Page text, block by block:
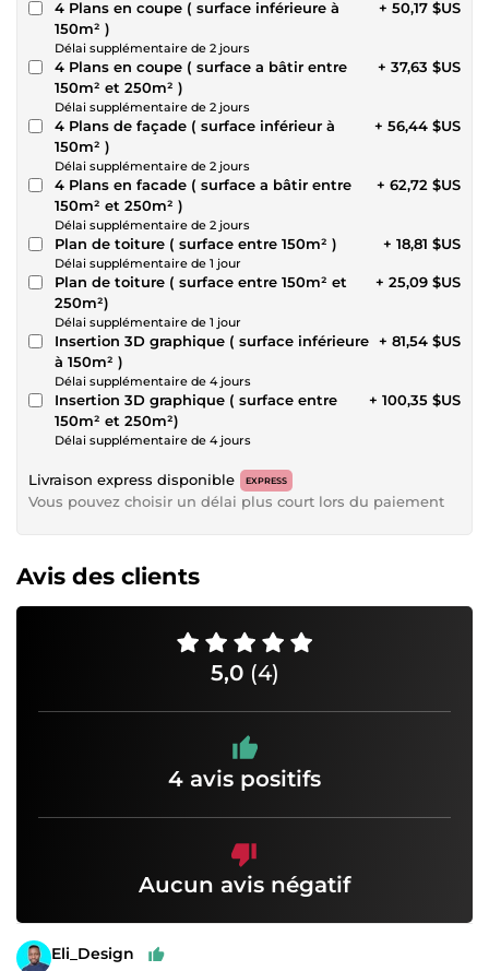
4 Plans en coupe ( surface inférieure à
150m² )
Délai supplémentaire de 2 jours
+ 50,17 $US
4 Plans en coupe ( surface a bâtir entre
150m² et 250m² )
Délai supplémentaire de 2 jours
+ 37,63 $US
4 Plans de façade ( surface inférieur à
150m² )
Délai supplémentaire de 2 jours
+ 56,44 $US
4 Plans en facade ( surface a bâtir entre
150m² et 250m² )
Délai supplémentaire de 2 jours
+ 62,72 $US
Plan de toiture ( surface entre 150m² )
Délai supplémentaire de 1 jour
+ 18,81 $US
Plan de toiture ( surface entre 150m² et
250m²)
Délai supplémentaire de 1 jour
+ 25,09 $US
Insertion 3D graphique ( surface inférieure
à 150m² )
Délai supplémentaire de 4 jours
+ 81,54 $US
Insertion 3D graphique ( surface entre
150m² et 250m²)
Délai supplémentaire de 4 jours
+ 100,35 $US
Livraison express disponible EXPRESS
Vous pouvez choisir un délai plus court lors du paiement
Avis des clients
5,0 (4)
4 avis positifs
Aucun avis négatif
Eli_Design